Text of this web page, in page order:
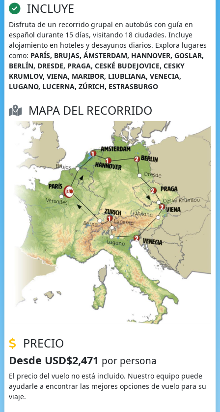
INCLUYE
Disfruta de un recorrido grupal en autobús con guía en
español durante 15 días, visitando 18 ciudades. Incluye
alojamiento en hoteles y desayunos diarios. Explora lugares
como: PARÍS, BRUJAS, ÁMSTERDAM, HANNOVER, GOSLAR,
BERLÍN, DRESDE, PRAGA, CESKÉ BUDEJOVICE, CESKY
KRUMLOV, VIENA, MARIBOR, LIUBLIANA, VENECIA,
LUGANO, LUCERNA, ZÚRICH, ESTRASBURGO
MAPA DEL RECORRIDO
PRECIO
Desde USD$2,471 por persona
El precio del vuelo no está incluido. Nuestro equipo puede
ayudarle a encontrar las mejores opciones de vuelo para su
viaje.